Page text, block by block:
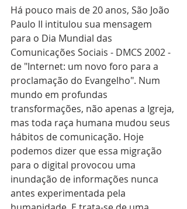
Há pouco mais de 20 anos, São João
Paulo II intitulou sua mensagem
para o Dia Mundial das
Comunicações Sociais - DMCS 2002 -
de "Internet: um novo foro para a
proclamação do Evangelho". Num
mundo em profundas
transformações, não apenas a Igreja,
mas toda raça humana mudou seus
hábitos de comunicação. Hoje
podemos dizer que essa migração
para o digital provocou uma
inundação de informações nunca
antes experimentada pela